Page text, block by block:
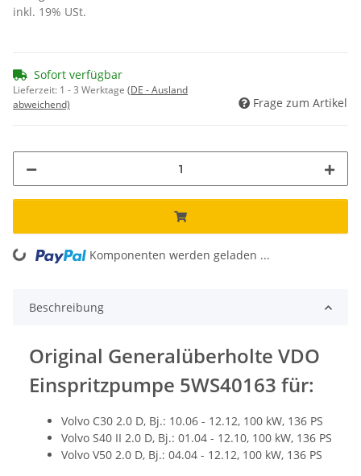
inkl. 19% USt.
Sofort verfügbar
Lieferzeit: 1 - 3 Werktage (DE - Ausland
abweichend)
Frage zum Artikel
Komponenten werden geladen ...
Beschreibung
Original Generalüberholte VDO
Einspritzpumpe 5WS40163 für:
Volvo C30 2.0 D, Bj.: 10.06 - 12.12, 100 kW, 136 PS
Volvo S40 II 2.0 D, Bj.: 01.04 - 12.10, 100 kW, 136 PS
Volvo V50 2.0 D, Bj.: 04.04 - 12.12, 100 kW, 136 PS